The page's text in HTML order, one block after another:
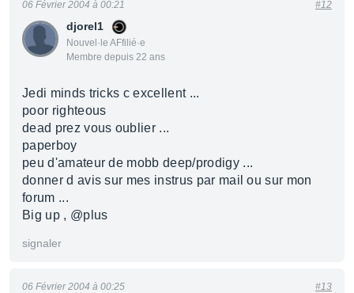
djorel1
Nouvel·le AFfilié·e
Membre depuis 22 ans
06 Février 2004 à 00:21 #12
Jedi minds tricks c excellent ...
poor righteous
dead prez vous oublier ...
paperboy
peu d'amateur de mobb deep/prodigy ...
donner d avis sur mes instrus par mail ou sur mon
forum ...
Big up , @plus
signaler
06 Février 2004 à 00:25 #13